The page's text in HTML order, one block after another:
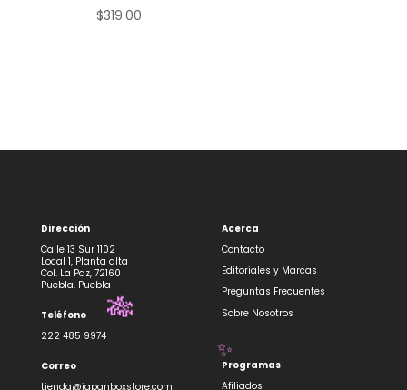
$319.00
Dirección
Calle 13 Sur 1102
Local 1, Planta alta
Col. La Paz, 72160
Puebla, Puebla
Teléfono
222 485 9974
Correo
tienda@japanboxstore.com
Acerca
Contacto
Editoriales y Marcas
Preguntas Frecuentes
Sobre Nosotros
Programas
Afiliados
✨
🎋